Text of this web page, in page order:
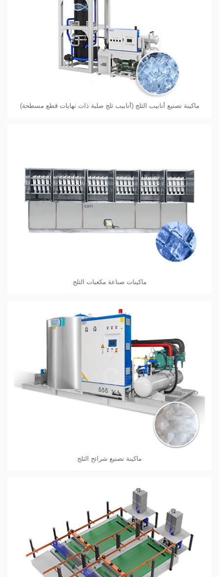
ماكينة تصنيع أنابيب الثلج (أنابيب ثلج صلبة ذات نهايات قطع مسطحة)
ماكينات صناعة مكعبات الثلج
ماكينة تصنيع شرائح الثلج